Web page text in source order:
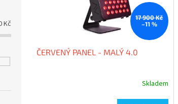
Kč
17 900 Kč
–11 %
ČERVENÝ PANEL - MALÝ 4.0
Skladem